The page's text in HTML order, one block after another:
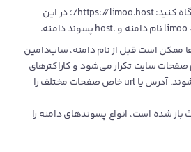
مثلاً به دامنه لیموهاست نگاه کنید: https://limoo.host/؛ در این
ممکن است قبل از نام دامنه، ساب‌دامین
سایت تکرار می‌شود و کاراکترهای
اضافی که به آن ملحق می‌شوند، آدرس یا url خاص صفحات مختلف را
باز شده است، انواع پسوندهای دامنه را